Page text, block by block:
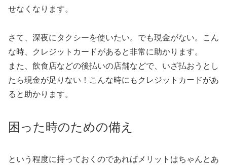
せなくなります。
さて、深夜にタクシーを使いたい。でも現金がない。こん
な時、クレジットカードがあると非常に助かります。
また、飲食店などの後払いの店舗などで、いざ払おうとし
たら現金が足りない！こんな時にもクレジットカードがあ
ると助かります。
困った時のための備え
という程度に持っておくのであればメリットはちゃんとあ